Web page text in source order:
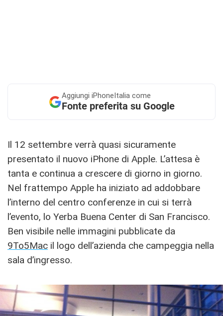
Aggiungi iPhoneItalia come
Fonte preferita su Google
Il 12 settembre verrà quasi sicuramente
presentato il nuovo iPhone di Apple. L’attesa è
tanta e continua a crescere di giorno in giorno.
Nel frattempo Apple ha iniziato ad addobbare
l’interno del centro conferenze in cui si terrà
l’evento, lo Yerba Buena Center di San Francisco.
Ben visibile nelle immagini pubblicate da
9To5Mac il logo dell’azienda che campeggia nella
sala d’ingresso.